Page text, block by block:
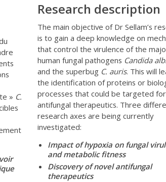
» C.
Research description
The main objective of Dr Sellam’s
is to gain a deep knowledge on
that control the virulence of the
human fungal pathogens Candida
and the superbug C. auris. This will
the identification of proteins or
processes that could be targeted for
antifungal therapeutics. Three
research axes are being currently
investigated:
Impact of hypoxia on fungal
and metabolic fitness
Discovery of novel antifungal
therapeutics